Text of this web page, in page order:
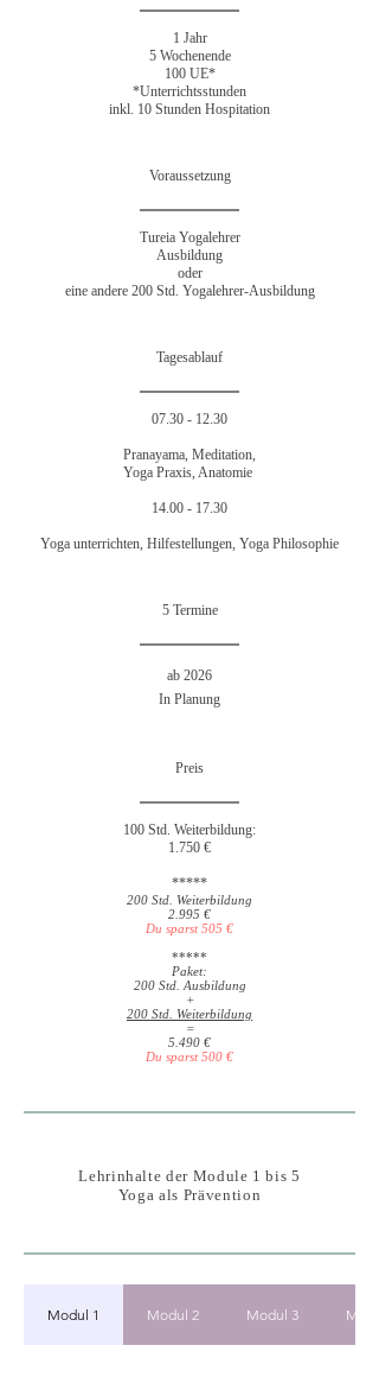
1 Jahr
5 Wochenende
100 UE*
*Unterrichtsstunden
inkl. 10 Stunden Hospitation
Voraussetzung
Tureia Yogalehrer
Ausbildung
oder
eine andere 200 Std. Yogalehrer-Ausbildung
Tagesablauf
07.30 - 12.30
Pranayama, Meditation,
Yoga Praxis, Anatomie
14.00 - 17.30
Yoga unterrichten, Hilfestellungen, Yoga Philosophie
5 Termine
ab 2026
In Planung
Preis
100 Std. Weiterbildung:
1.750 €
*****
200 Std. Weiterbildung
2.995 €
Du sparst 505 €
*****​
Paket:
200 Std. Ausbildung
+
200 Std. Weiterbildung
=
5.490 €
Du sparst 500 €
Lehrinhalte der Module 1 bis 5
Yoga als Prävention
Modul 1 Modul 2 Modul 3